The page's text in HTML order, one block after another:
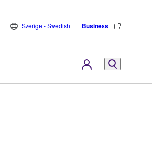
Sverige - Swedish Business